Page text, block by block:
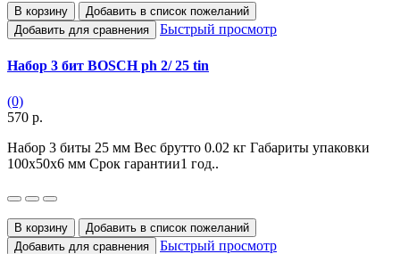
В корзину
Добавить в список пожеланий
Добавить для сравнения
Быстрый просмотр
Набор 3 бит BOSCH ph 2/ 25 tin
(0)
570 р.
Набор 3 биты 25 мм Вес брутто 0.02 кг Габариты упаковки
100х50х6 мм Срок гарантии1 год..
В корзину
Добавить в список пожеланий
Добавить для сравнения
Быстрый просмотр